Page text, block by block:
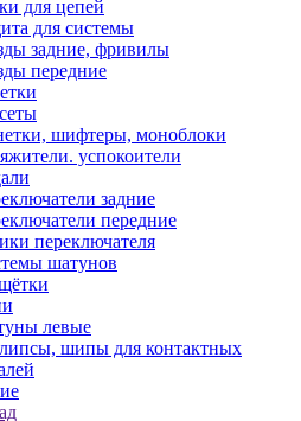
для цепей
для системы
задние, фривилы
передние
шифтеры, моноблоки
успокоители
задние
передние
переключателя
шатунов
левые
шипы для контактных